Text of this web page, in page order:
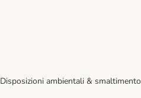
Disposizioni ambientali & smaltimento